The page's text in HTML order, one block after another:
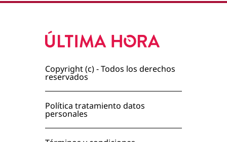
Copyright (c) - Todos los derechos
reservados
Política tratamiento datos
personales